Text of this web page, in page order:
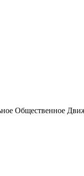
Общественное